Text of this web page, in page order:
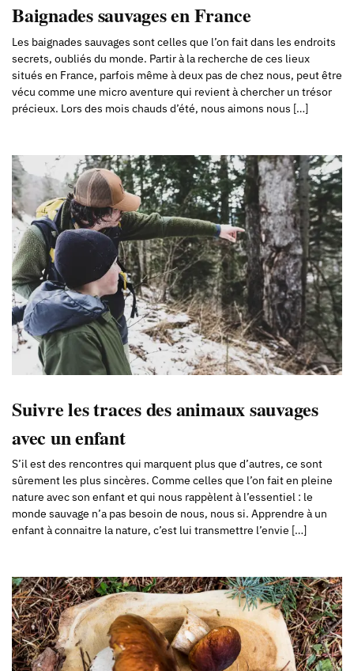
Baignades sauvages en France
Les baignades sauvages sont celles que l’on fait dans les endroits
secrets, oubliés du monde. Partir à la recherche de ces lieux
situés en France, parfois même à deux pas de chez nous, peut être
vécu comme une micro aventure qui revient à chercher un trésor
précieux. Lors des mois chauds d’été, nous aimons nous […]
Suivre les traces des animaux sauvages
avec un enfant
S’il est des rencontres qui marquent plus que d’autres, ce sont
sûrement les plus sincères. Comme celles que l’on fait en pleine
nature avec son enfant et qui nous rappèlent à l’essentiel : le
monde sauvage n’a pas besoin de nous, nous si. Apprendre à un
enfant à connaitre la nature, c’est lui transmettre l’envie […]